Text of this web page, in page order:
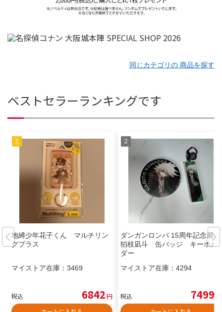
同じカテゴリの 商品を探す
ベストセラーランキングです
地縛少年花子くん マルチリン
グプラス
マイストア在庫： 3469
税込 6842円
ダンガンロンパ 15周年記念展
狛枝凪斗 缶バッジ キーホル
ダー
マイストア在庫： 4294
税込 7499